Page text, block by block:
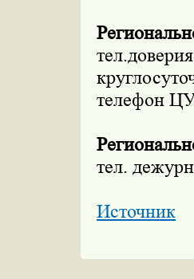
телефон
тел.
Источник